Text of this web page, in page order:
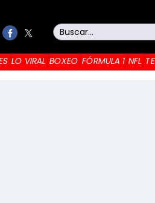
LO VIRAL BOXEO FÓRMULA 1 NFL